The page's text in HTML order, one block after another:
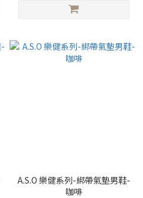
A.S.O 樂健系列-綁帶氣墊男鞋-
咖啡